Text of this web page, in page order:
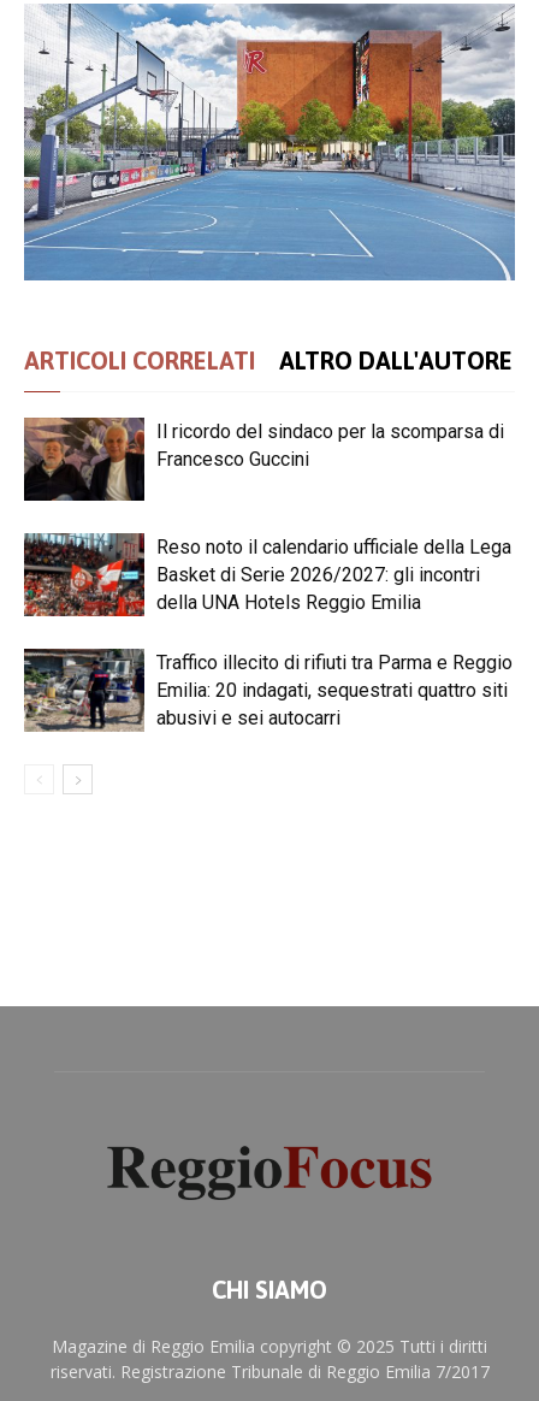
ARTICOLI CORRELATI ALTRO DALL'AUTORE
Il ricordo del sindaco per la scomparsa di
Francesco Guccini
Reso noto il calendario ufficiale della Lega
Basket di Serie 2026/2027: gli incontri
della UNA Hotels Reggio Emilia
Traffico illecito di rifiuti tra Parma e Reggio
Emilia: 20 indagati, sequestrati quattro siti
abusivi e sei autocarri
CHI SIAMO
Magazine di Reggio Emilia copyright © 2025 Tutti i diritti
riservati. Registrazione Tribunale di Reggio Emilia 7/2017